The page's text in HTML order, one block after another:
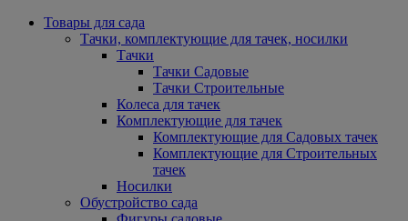
Товары для сада
Тачки, комплектующие для тачек, носилки
Тачки
Тачки Садовые
Тачки Строительные
Колеса для тачек
Комплектующие для тачек
Комплектующие для Садовых тачек
Комплектующие для Строительных
тачек
Носилки
Обустройство сада